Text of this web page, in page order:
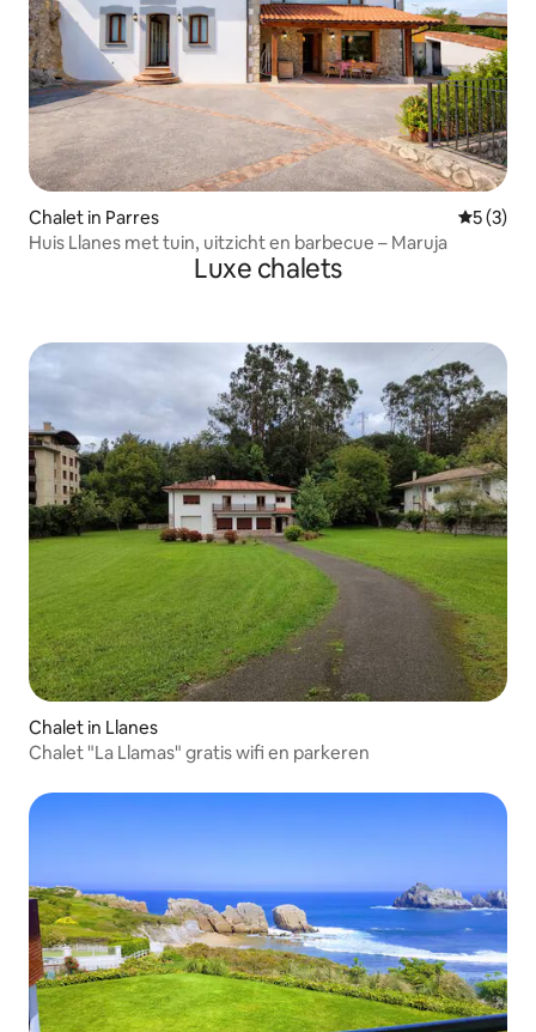
Chalet in Parres
5 (3)
Huis Llanes met tuin, uitzicht en barbecue – Maruja
Luxe chalets
Chalet in Llanes
Chalet "La Llamas" gratis wifi en parkeren